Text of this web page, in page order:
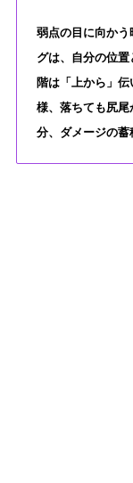
弱点の目に向かう
グは、自分の位
階は「上から」
様、落ちても尻
分、ダメージの蓄